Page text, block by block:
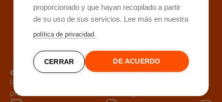
© 1995 - 2026Incentro
Política de
privacidad
proporcionado y que hayan recopilado a partir
de su uso de sus servicios. Lee más en nuestra
política de privacidad.
CERRAR DE ACUERDO